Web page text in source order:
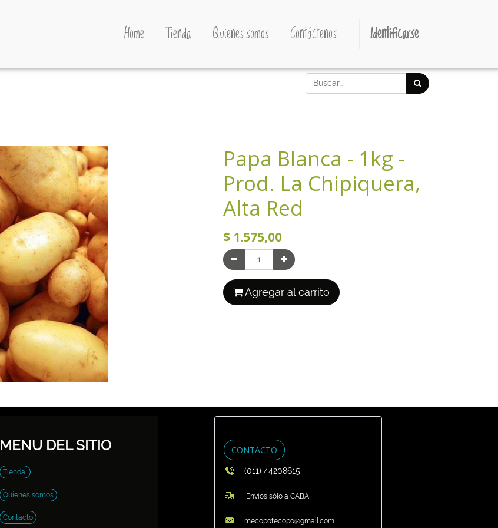
Home Tienda Quienes somos Contáctenos Identificarse
Papa Blanca - 1kg -
Prod. La Chipiquera,
Alta Red
$ 1.575,00
Agregar al carrito
MENU DEL SITIO
Tienda
Quienes somos
Contacto
CONTACTO
(011) 44208615
Envíos sólo a CABA
mecopotecopo@gmail.com